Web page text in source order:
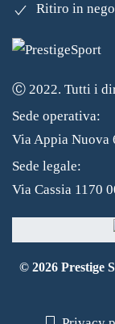
Ritiro in
Ⓒ 2022. Tutti i
Sede operativa:
Via Appia Nuova
Sede legale:
Via Cassia 1170
© 2026Prestige